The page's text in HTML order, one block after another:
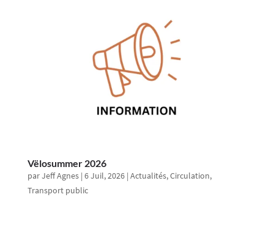
Vëlosummer 2026
parJeff Agnes| 6 Juil, 2026| Actualités,Circulation,
Transport public